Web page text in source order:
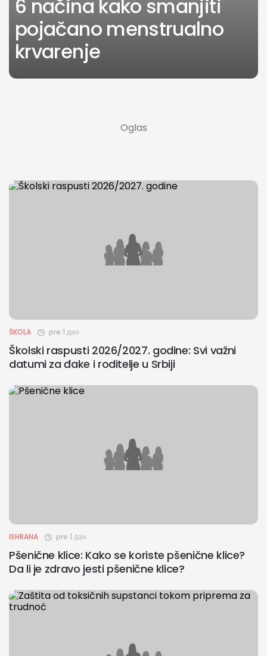
6 načina kako smanjiti
pojačano menstrualno
krvarenje
ŠKOLA pre 1 дан
Školski raspusti 2026/2027. godine: Svi važni
datumi za đake i roditelje u Srbiji
ISHRANA pre 1 дан
Pšenične klice: Kako se koriste pšenične klice?
Da li je zdravo jesti pšenične klice?